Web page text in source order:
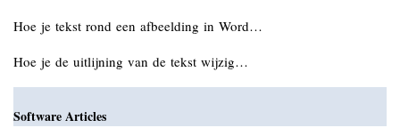
Hoe je tekst rond een afbeelding in Word…
Hoe je de uitlijning van de tekst wijzig…
Software Articles